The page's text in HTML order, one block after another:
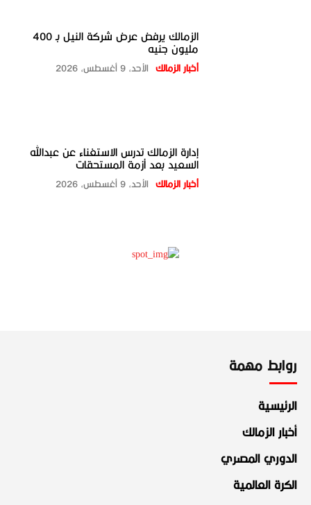
الزمالك يرفض عرض شركة النيل بـ 400
مليون جنيه
أخبار الزمالك الأحد، 9 أغسطس، 2026
إدارة الزمالك تدرس الاستغناء عن عبدالله
السعيد بعد أزمة المستحقات
أخبار الزمالك الأحد، 9 أغسطس، 2026
روابط مهمة
الرئيسية
أخبار الزمالك
الدوري المصري
الكرة العالمية